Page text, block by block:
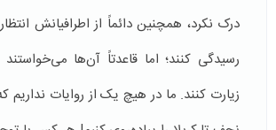
درک نکرد، همچنین دائماً از اطرافیانش
رسیدگی کنند؛ اما قاعدتاً آن‌ها
زیارت کنند. ما در هیچ یک از روایات نداریم